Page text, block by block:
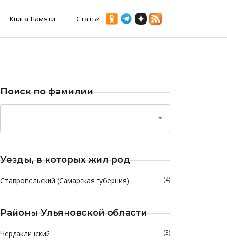
Книга Памяти Статьи
Поиск по фамилии
Уезды, в которых жил род
Ставропольский (Самарская губерния) (4)
Районы Ульяновской области
Чердаклинский (3)